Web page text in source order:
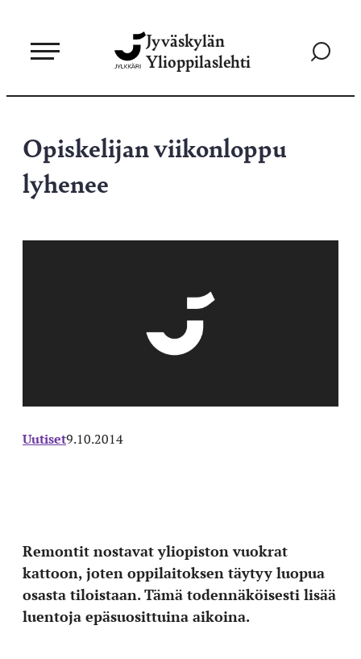
sisältöön
Jyväskylän
Ylioppilaslehti
Siirry
Opiskelijan viikonloppu
lyhenee
Uutiset9.10.2014
Remontit nostavat yliopiston vuokrat
kattoon, joten oppilaitoksen täytyy luopua
osasta tiloistaan. Tämä todennäköisesti lisää
luentoja epäsuosittuina aikoina.